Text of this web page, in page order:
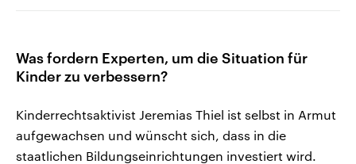
Was fordern Experten, um die Situation für
Kinder zu verbessern?
Kinderrechtsaktivist Jeremias Thiel ist selbst in Armut
aufgewachsen und wünscht sich, dass in die
staatlichen Bildungseinrichtungen investiert wird.